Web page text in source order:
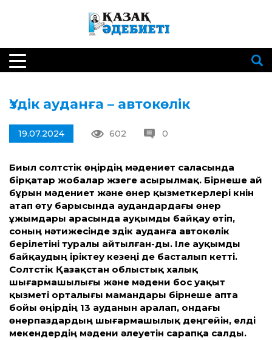
Үздік ауданға – автокөлік
19.07.2024 602 0
Биыл солтүстік өңірдің мәдениет саласында
бірқатар жобалар жүзеге асырылмақ. Бірнеше ай
бұрын мәдениет және өнер қызметкерлері күнін
атап өту барысында аудандардағы өнер
ұжымдары арасында ауқымды байқау өтіп,
соның нәтижесінде үздік ауданға автокөлік
берілетіні туралы айтылған-ды. Іле ауқымды
байқаудың іріктеу кезеңі де басталып кетті.
Солтүстік Қазақстан облыстық халық
шығармашылығы және мәдени бос уақыт
қызметі орталығы мамандары бірнеше апта
бойы өңірдің 13 ауданын аралап, ондағы
өнерпаздардың шығармашылық деңгейін, елді
мекендердің мәдени әлеуетін сарапқа салды.